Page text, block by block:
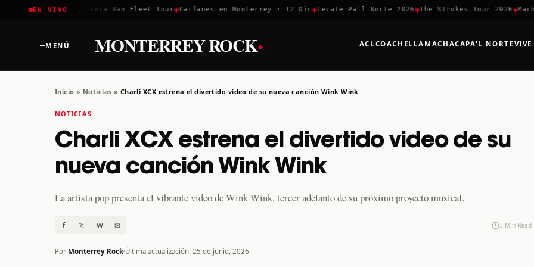
EN VIVO
Coachella 2026✱ Greta Van Fleet Tour✱Caifanes en Monterrey · 12 Dic ✱Tecate Pa'l Norte 2026✱The Strokes Tour 2026✱
MENÚ MONTERREY ROCK· ACLCOACHELLA MACHACAPA'L NORTE
Inicio » Noticias » Charli XCX estrena el divertido video de su nueva canción Wink Wink
NOTICIAS
Charli XCX estrena el divertido video de su
nueva canción Wink Wink
La artista pop presenta el vibrante video de Wink Wink, tercer adelanto de su próximo proyecto musical.
f 𝕏 W ✉ 3 Min Read
Por Monterrey Rock Última actualización: 25 de junio, 2026